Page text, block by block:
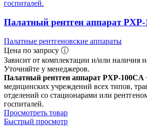
Палатный рентген аппарат
Палатные рентгеновские аппараты
Цена по запросу ⓘ
Зависит от комплектации и/или наличия
Уточняйте у менеджеров.
Палатный рентген аппарат PXP-100CA
медицинских учреждений всех типов,
отделений со стационарами или
госпиталей.
Просмотреть товар
Быстрый просмотр